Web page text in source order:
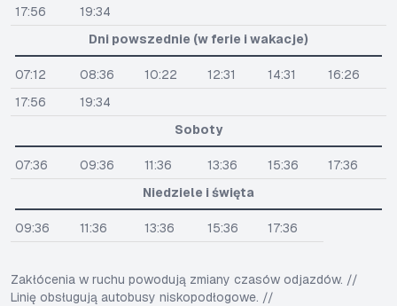
17:56
19:34
Dni powszednie (w ferie i wakacje)
07:12 08:36 10:22 12:31 14:31
16:26
17:56
19:34
Soboty
07:36 09:36 11:36 13:36 15:36
17:36
Niedziele i święta
09:36 11:36 13:36 15:36 17:36
Zakłócenia w ruchu powodują zmiany czasów odjazdów. //
Linię obsługują autobusy niskopodłogowe. //